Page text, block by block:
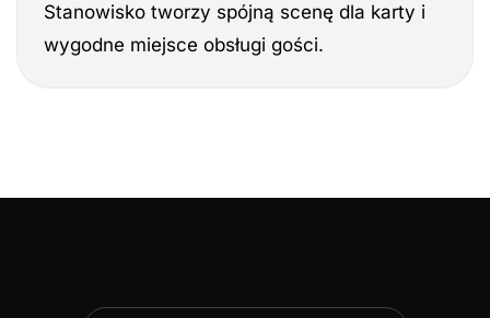
Stanowisko tworzy spójną scenę dla karty i
wygodne miejsce obsługi gości.